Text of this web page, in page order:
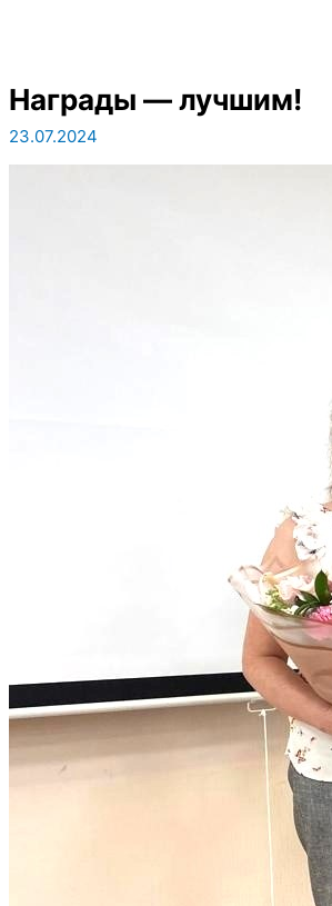
Награды — лучшим!
23.07.2024